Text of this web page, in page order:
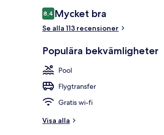
Recensioner
8,48,4 av 10,
Mycket bra
Se alla 113 recensioner
Populära bekvämligheter
Pool
Flygtransfer
Gratis wi-fi
Visa alla